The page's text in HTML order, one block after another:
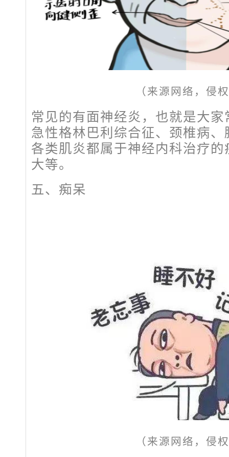
（来源网络，侵
常见的有面神经炎，也就是大家
急性格林巴利综合征、颈椎病
各类肌炎都属于神经内科治疗
大等。
五、痴呆
（来源网络，侵